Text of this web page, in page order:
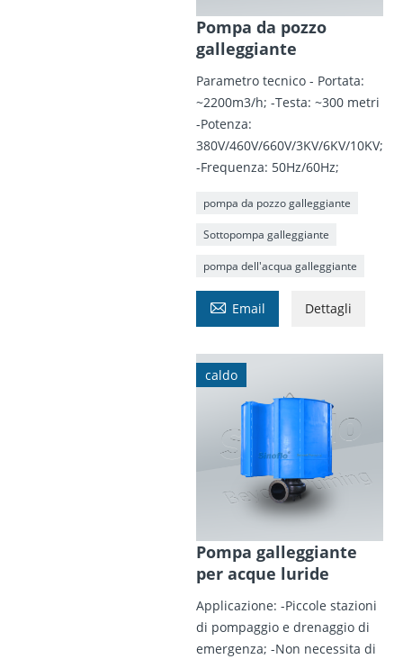
Pompa da pozzo
galleggiante
Parametro tecnico - Portata:
~2200m3/h; -Testa: ~300 metri
-Potenza:
380V/460V/660V/3KV/6KV/10KV;
-Frequenza: 50Hz/60Hz;
pompa da pozzo galleggiante
Sottopompa galleggiante
pompa dell'acqua galleggiante
 Email Dettagli
caldo
Pompa galleggiante
per acque luride
Applicazione: -Piccole stazioni
di pompaggio e drenaggio di
emergenza; -Non necessita di